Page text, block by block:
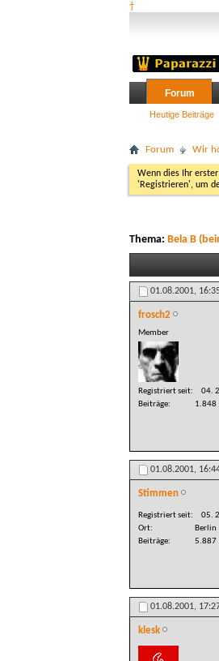
†
Forum
Heutige Beiträge
Forum Wir
Wenn dies Ihr
'Registrieren', um
Thema: Bela B
01.08.2001,
frosch2
Member
Registriert seit
04.
Beiträge
1.848
01.08.2001,
Stimmen
Registriert seit
05.
Ort
Berlin
Beiträge
5.887
01.08.2001,
klesk